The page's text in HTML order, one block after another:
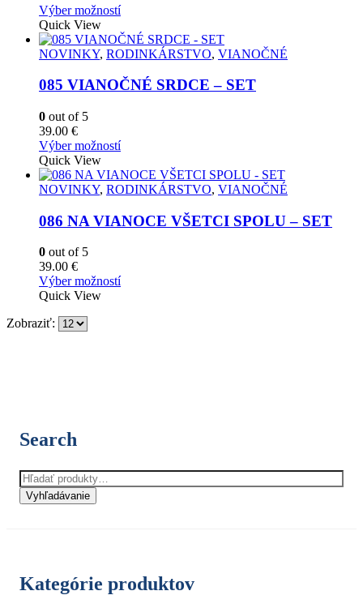
na
stránke
produktu.
Výber možnostíTento
má
viacero
Možnosti
na
stránke
produktu.
Quick View
NOVINKY, RODINKÁRSTVO, VIANOČNÉ
085 VIANOČNÉ SRDCE – SET
0 out of 5
39.00 €
Výber možnostíTento
má
viacero
Možnosti
si
na
stránke
Quick View
NOVINKY, RODINKÁRSTVO, VIANOČNÉ
086 NA VIANOCE VŠETCI SPOLU – SET
0 out of 5
39.00 €
Výber možnostíTento
Quick View
Zobraziť:
Search
Hľadať:
Vyhľadávanie
Kategórie produktov